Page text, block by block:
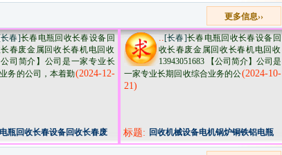
更多信息››
春]长春电瓶回收长春设备回
春废金属回收长春机电回收​‌‌
公司简介】公司是一家专业长
务的公司，本着勤(2024-12-
瓶回收长春设备回收长春废
收长春机电回收​‌‌
..[长春]长春电瓶回收长春设备回
收长春废金属回收长春机电回收​
‌‌13943051683 【公司简介】公司是
一家专业长期回收综合业务的公(2024-10-
21)
标题: 回收机械设备电机锅炉铜铁铝电瓶
化工塑料桶